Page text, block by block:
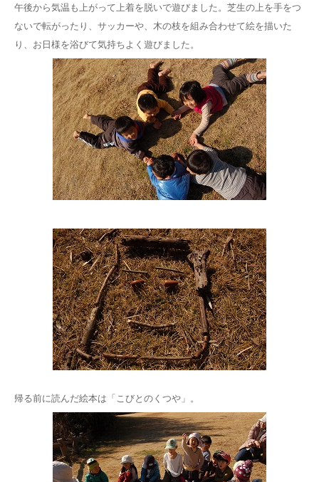
午後から気温も上がって上着を脱いで遊びました。芝生の上を手をつ
ないで転がったり、サッカーや、木の枝を組み合わせて絵を描いた
り、お日様を浴びて気持ちよく遊びました。
帰る前に読んだ絵本は「こびとのくつや」。